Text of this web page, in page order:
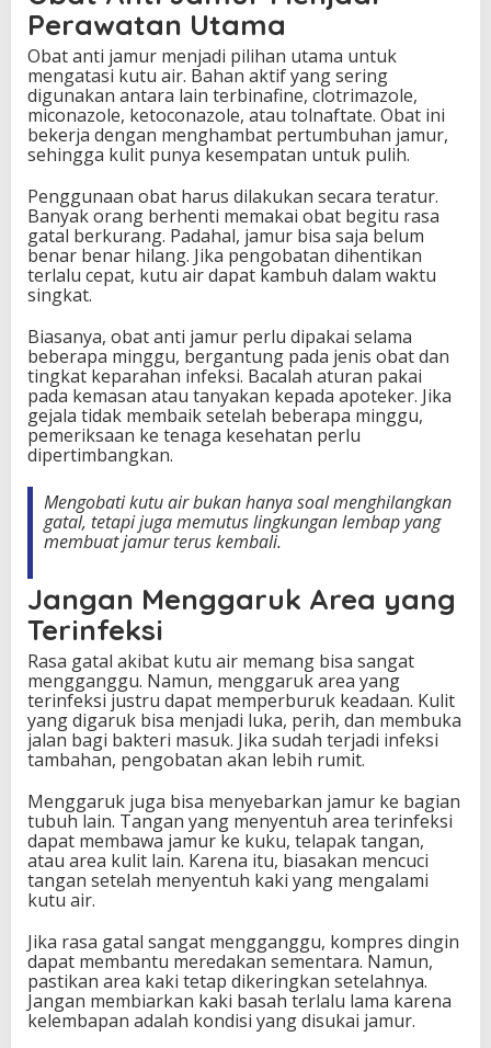
Perawatan Utama
Obat anti jamur menjadi pilihan utama untuk
mengatasi kutu air. Bahan aktif yang sering
digunakan antara lain terbinafine, clotrimazole,
miconazole, ketoconazole, atau tolnaftate. Obat ini
bekerja dengan menghambat pertumbuhan jamur,
sehingga kulit punya kesempatan untuk pulih.
Penggunaan obat harus dilakukan secara teratur.
Banyak orang berhenti memakai obat begitu rasa
gatal berkurang. Padahal, jamur bisa saja belum
benar benar hilang. Jika pengobatan dihentikan
terlalu cepat, kutu air dapat kambuh dalam waktu
singkat.
Biasanya, obat anti jamur perlu dipakai selama
beberapa minggu, bergantung pada jenis obat dan
tingkat keparahan infeksi. Bacalah aturan pakai
pada kemasan atau tanyakan kepada apoteker. Jika
gejala tidak membaik setelah beberapa minggu,
pemeriksaan ke tenaga kesehatan perlu
dipertimbangkan.
Mengobati kutu air bukan hanya soal menghilangkan
gatal, tetapi juga memutus lingkungan lembap yang
membuat jamur terus kembali.
Jangan Menggaruk Area yang
Terinfeksi
Rasa gatal akibat kutu air memang bisa sangat
mengganggu. Namun, menggaruk area yang
terinfeksi justru dapat memperburuk keadaan. Kulit
yang digaruk bisa menjadi luka, perih, dan membuka
jalan bagi bakteri masuk. Jika sudah terjadi infeksi
tambahan, pengobatan akan lebih rumit.
Menggaruk juga bisa menyebarkan jamur ke bagian
tubuh lain. Tangan yang menyentuh area terinfeksi
dapat membawa jamur ke kuku, telapak tangan,
atau area kulit lain. Karena itu, biasakan mencuci
tangan setelah menyentuh kaki yang mengalami
kutu air.
Jika rasa gatal sangat mengganggu, kompres dingin
dapat membantu meredakan sementara. Namun,
pastikan area kaki tetap dikeringkan setelahnya.
Jangan membiarkan kaki basah terlalu lama karena
kelembapan adalah kondisi yang disukai jamur.